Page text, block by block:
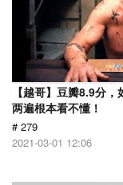
【越哥】豆瓣8.9分
两遍根本看不懂！
# 279
2021-03-01 12:06